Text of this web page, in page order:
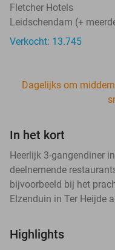
Fletcher Hotels
Leidschendam (+
Verkocht: 13.745
Dagelijks om
In het kort
Heerlijk 3-gangendiner
deelnemende
bijvoorbeeld bij het
Elzenduin in Ter Heijde
Highlights